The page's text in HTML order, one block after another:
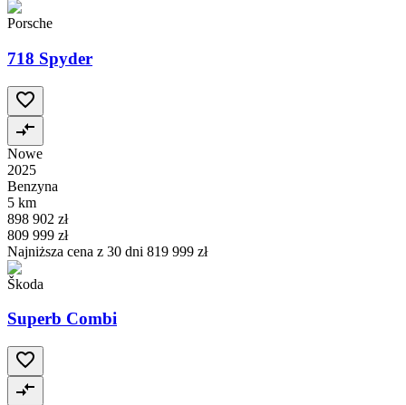
Porsche
718 Spyder
Nowe
2025
Benzyna
5 km
898 902 zł
809 999 zł
Najniższa cena z 30 dni 819 999 zł
Škoda
Superb Combi